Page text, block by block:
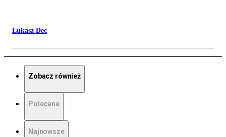
Łukasz Dec
Zobacz również
Polecane
Najnowsze